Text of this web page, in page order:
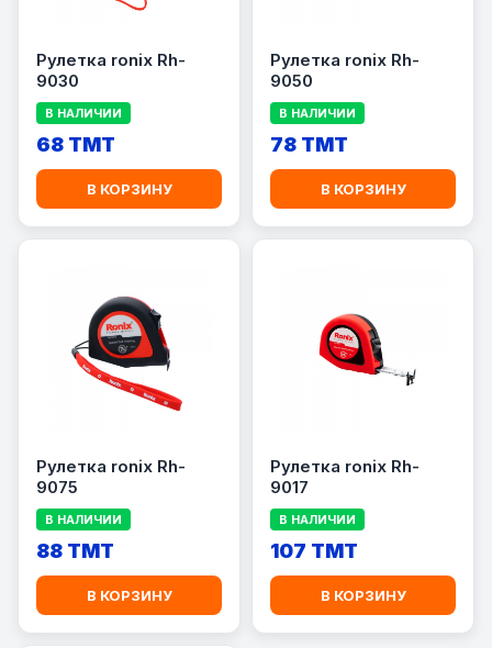
Рулетка ronix Rh-
9030
В НАЛИЧИИ
68 TMT
В КОРЗИНУ
Рулетка ronix Rh-
9050
В НАЛИЧИИ
78 TMT
В КОРЗИНУ
Рулетка ronix Rh-
9075
В НАЛИЧИИ
88 TMT
В КОРЗИНУ
Рулетка ronix Rh-
9017
В НАЛИЧИИ
107 TMT
В КОРЗИНУ